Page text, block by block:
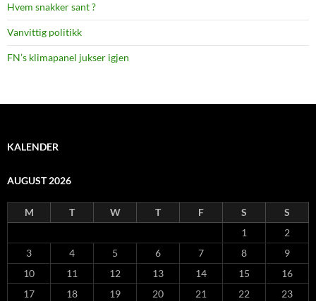
Hvem snakker sant ?
Vanvittig politikk
FN’s klimapanel jukser igjen
KALENDER
AUGUST 2026
M T W T F S
S
1
2
3
4 5 6 7 8
9
10
11 12 13 14 15
16
17
18 19 20 21 22
23